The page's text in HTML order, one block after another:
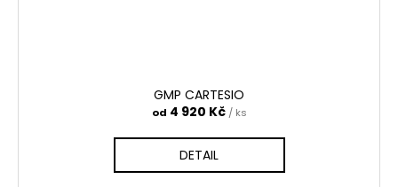
GMP CARTESIO
od 4 920 Kč / ks
DETAIL